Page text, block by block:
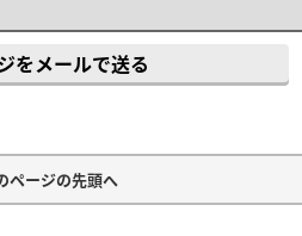
をメールで送る
ページの先頭へ